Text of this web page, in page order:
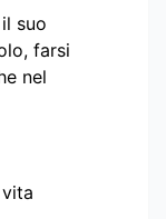
suo
farsi
nel